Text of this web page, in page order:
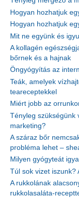
Hogyan hozhatjuk
Hogyan hozhatjuk
Mit ne együnk és
A kollagén
bőrnek és a hajnak
Öngyógyítás az
Teák, amelyek
teareceptekkel
Miért jobb az
Tényleg szükségünk
marketing?
A száraz bőr
probléma lehet –
Milyen gyógyteát
Túl sok vizet iszunk?
A rukkolának
rukkolasaláta-